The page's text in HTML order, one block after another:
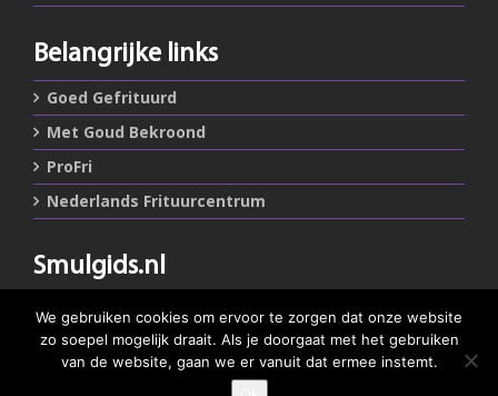
Belangrijke links
Goed Gefrituurd
Met Goud Bekroond
ProFri
Nederlands Frituurcentrum
Smulgids.nl
Blaarthemseweg 72
5502 JW Veldhoven
We gebruiken cookies om ervoor te zorgen dat onze website
zo soepel mogelijk draait. Als je doorgaat met het gebruiken
van de website, gaan we er vanuit dat ermee instemt.